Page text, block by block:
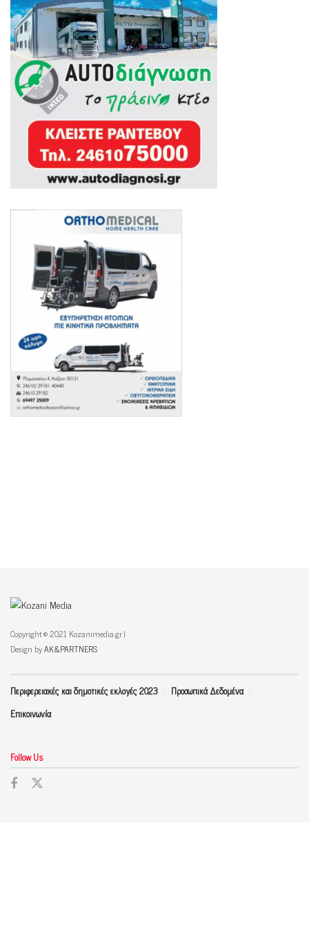
Copyright © 2021 Kozanimedia.gr |
Design byAK&PARTNERS
Περιφερειακές και δημοτικές εκλογές 2023
Προσωπικά Δεδομένα
Επικοινωνία
Follow Us